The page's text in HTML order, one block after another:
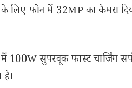
फोन में 32MP का कैमरा
100W सुपरवूक फास्ट चार्जिंग